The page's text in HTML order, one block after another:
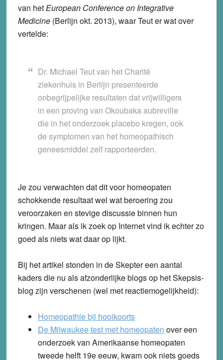
van hetEuropean Conference on Integrative
Medicine (Berlijn okt. 2013), waar Teut er wat over
vertelde:
Dr. Michael Teut van het Charité
ziekenhuis in Berlijn presenteerde
onbegrijpelijke resultaten dat vrijwilligers
in een proving van Okoubaka aubreville
die in het onderzoek placebo kregen, ook
de symptomen van het homeopathisch
geneesmiddel zelf rapporteerden.
Je zou verwachten dat dit voor homeopaten
schokkende resultaat wel wat beroering zou
veroorzaken en stevige discussie binnen hun
kringen. Maar als ik zoek op Internet vind ik echter zo
goed als niets wat daar op lijkt.
Bij het artikel stonden in de Skepter een aantal
kaders die nu als afzonderlijke blogs op het Skepsis-
blog zijn verschenen (wel met reactiemogelijkheid):
Homeopathie bij hooikoorts
De Milwaukee test met homeopaten over een
onderzoek van Amerikaanse homeopaten
tweede helft 19e eeuw, kwam ook niets goeds